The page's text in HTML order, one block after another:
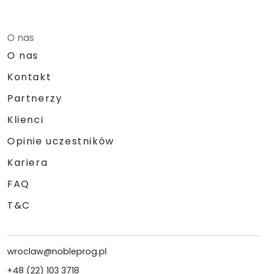
O nas
O nas
Kontakt
Partnerzy
Klienci
Opinie uczestników
Kariera
FAQ
T&C
wroclaw@nobleprog.pl
+48 (22) 103 3718